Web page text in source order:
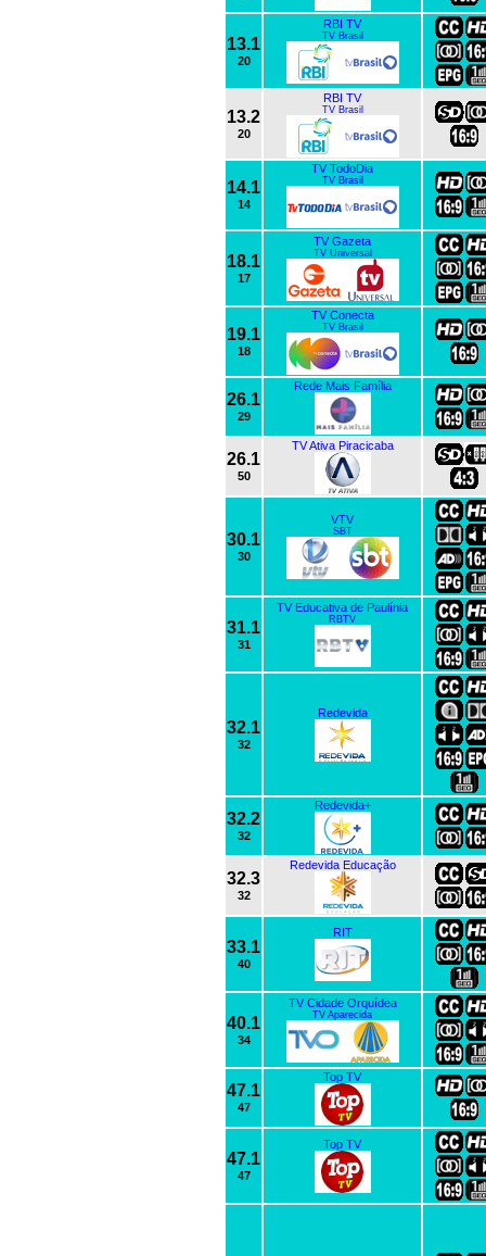
13.1
20
RBI TV
TV Brasil
13.2
20
RBI TV
TV Brasil
14.1
14
TV TodoDia
TV Brasil
18.1
17
TV Gazeta
TV Universal
19.1
18
TV Conecta
TV Brasil
26.1
29
Rede Mais Família
26.1
50
TV Ativa Piracicaba
30.1
30
VTV
SBT
31.1
31
TV Educativa de Paulínia
RBTV
32.1
32
Redevida
32.2
32
Redevida+
32.3
32
Redevida Educação
33.1
40
RIT
40.1
34
TV Cidade Orquídea
TV Aparecida
47.1
47
Top TV
47.1
47
Top TV